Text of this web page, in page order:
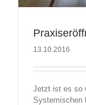
13.10.2016
Jetzt ist es so
Systemischen